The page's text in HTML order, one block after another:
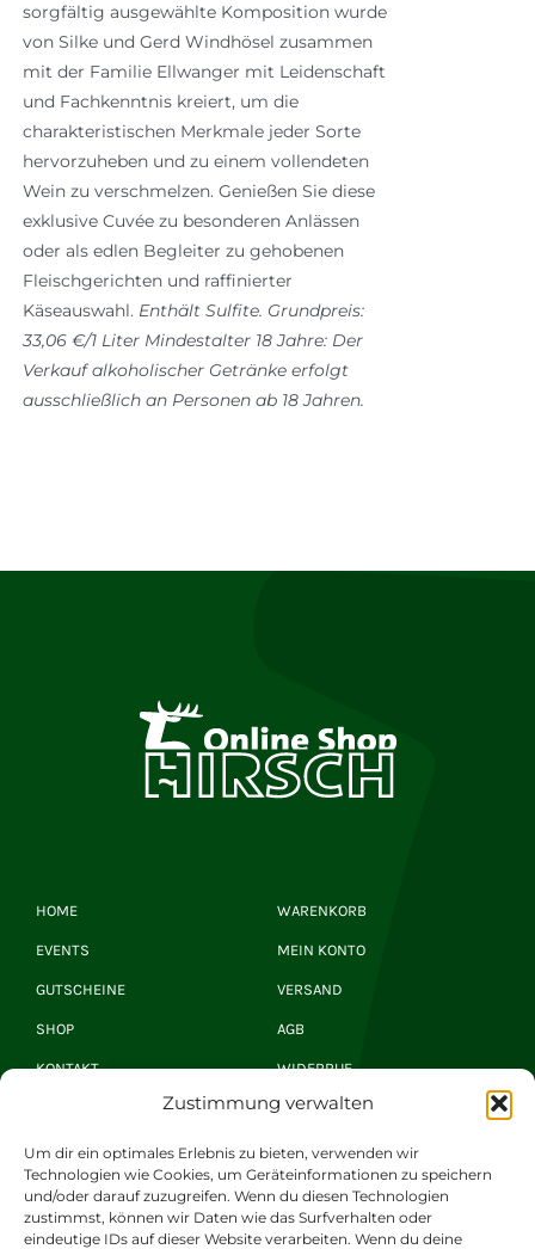
Zustimmung verwalten
Um dir ein optimales Erlebnis zu bieten, verwenden wir
Technologien wie Cookies, um Geräteinformationen zu speichern
und/oder darauf zuzugreifen. Wenn du diesen Technologien
zustimmst, können wir Daten wie das Surfverhalten oder
eindeutige IDs auf dieser Website verarbeiten. Wenn du deine
sorgfältig ausgewählte Komposition wurde
von Silke und Gerd Windhösel zusammen
mit der Familie Ellwanger mit Leidenschaft
und Fachkenntnis kreiert, um die
charakteristischen Merkmale jeder Sorte
hervorzuheben und zu einem vollendeten
Wein zu verschmelzen. Genießen Sie diese
exklusive Cuvée zu besonderen Anlässen
oder als edlen Begleiter zu gehobenen
Fleischgerichten und raffinierter
Käseauswahl. Enthält Sulfite. Grundpreis:
33,06 €/1 Liter Mindestalter 18 Jahre: Der
Verkauf alkoholischer Getränke erfolgt
ausschließlich an Personen ab 18 Jahren.
HOME
EVENTS
GUTSCHEINE
SHOP
KONTAKT
WARENKORB
MEIN KONTO
VERSAND
AGB
WIDERRUF
Hirsch Newsletter
JETZT ANMELDEN